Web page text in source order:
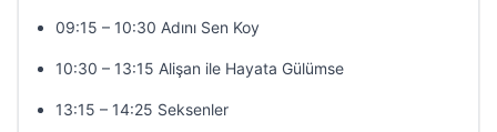
09:15 – 10:30 Adını Sen Koy
10:30 – 13:15 Alişan ile Hayata Gülümse
13:15 – 14:25 Seksenler